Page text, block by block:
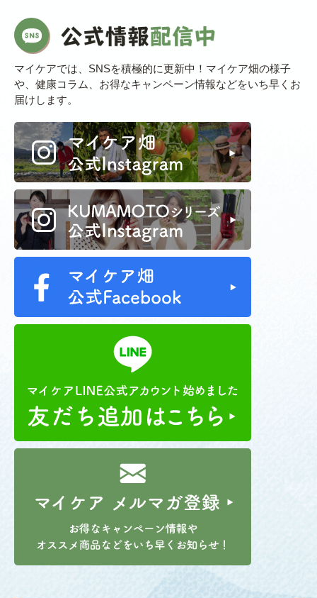
マイケアでは、SNSを積極的に更新中！マイケア畑の様子
や、健康コラム、お得なキャンペーン情報などをいち早くお
届けします。